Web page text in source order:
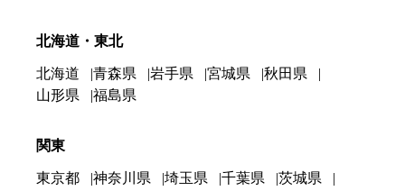
北海道・東北
北海道 青森県 岩手県 宮城県
秋田県
山形県
福島県
関東
東京都 神奈川県 埼玉県 千葉県
茨城県